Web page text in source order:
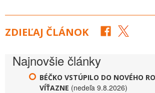
ZDIEĽAJ ČLÁNOK
Najnovšie články
BÉČKO VSTÚPILO DO NOVÉHO
VÍŤAZNE (nedeľa 9.8.2026)